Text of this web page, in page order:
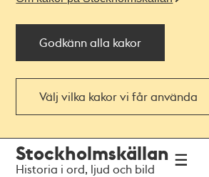
Godkänn alla kakor
Välj vilka kakor vi får använda
navigationen
huvudinnehållet
Stockholmskällan
Historia i ord, ljud och bild